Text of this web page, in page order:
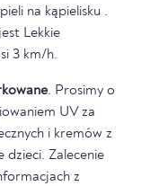
na kąpielisku .
Lekkie
3 km/h.
. Prosimy o
UV za
i kremów z
dzieci. Zalecenie
z